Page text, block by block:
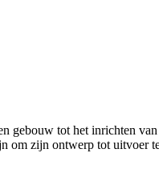
gebouw tot het inrichten
om zijn ontwerp tot uitvoer